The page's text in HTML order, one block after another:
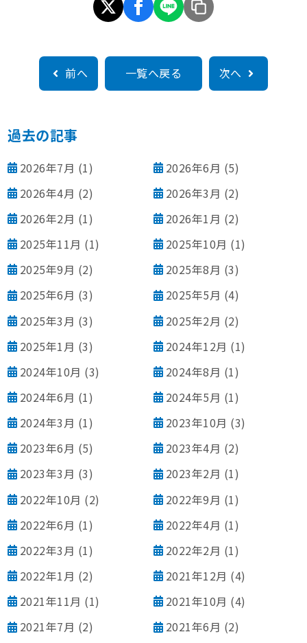
前へ 一覧へ戻る 次へ
過去の記事
2026年7月 (1) 2026年6月 (5)
2026年4月 (2) 2026年3月 (2)
2026年2月 (1) 2026年1月 (2)
2025年11月 (1) 2025年10月 (1)
2025年9月 (2) 2025年8月 (3)
2025年6月 (3) 2025年5月 (4)
2025年3月 (3) 2025年2月 (2)
2025年1月 (3) 2024年12月 (1)
2024年10月 (3) 2024年8月 (1)
2024年6月 (1) 2024年5月 (1)
2024年3月 (1) 2023年10月 (3)
2023年6月 (5) 2023年4月 (2)
2023年3月 (3) 2023年2月 (1)
2022年10月 (2) 2022年9月 (1)
2022年6月 (1) 2022年4月 (1)
2022年3月 (1) 2022年2月 (1)
2022年1月 (2) 2021年12月 (4)
2021年11月 (1) 2021年10月 (4)
2021年7月 (2) 2021年6月 (2)